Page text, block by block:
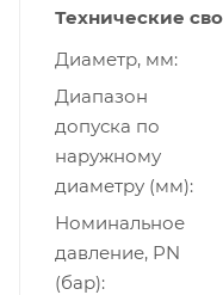
Технические
Диаметр, мм
Диапазон
допуска по
наружному
диаметру (мм)
Номинальное
давление, PN
(бар)